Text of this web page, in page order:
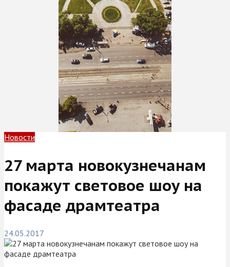
Новости
27 марта новокузнечанам
покажут световое шоу на
фасаде драмтеатра
24.05.2017